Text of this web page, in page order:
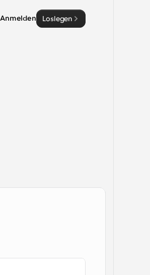
Anmelden Loslegen